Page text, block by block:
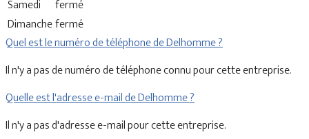
Samedi
fermé
Dimanchefermé
Quel est le numéro de téléphone de Delhomme ?
Il n'y a pas de numéro de téléphone connu pour cette entreprise.
Quelle est l'adresse e-mail de Delhomme ?
Il n'y a pas d'adresse e-mail pour cette entreprise.